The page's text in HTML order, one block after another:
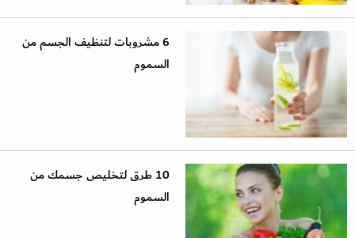
6 مشروبات لتنظيف الجسم من
السموم
10 طرق لتخليص جسمك من
السموم